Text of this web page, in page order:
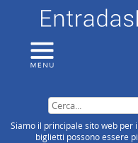
Siamo il principale sito web per
biglietti possono essere